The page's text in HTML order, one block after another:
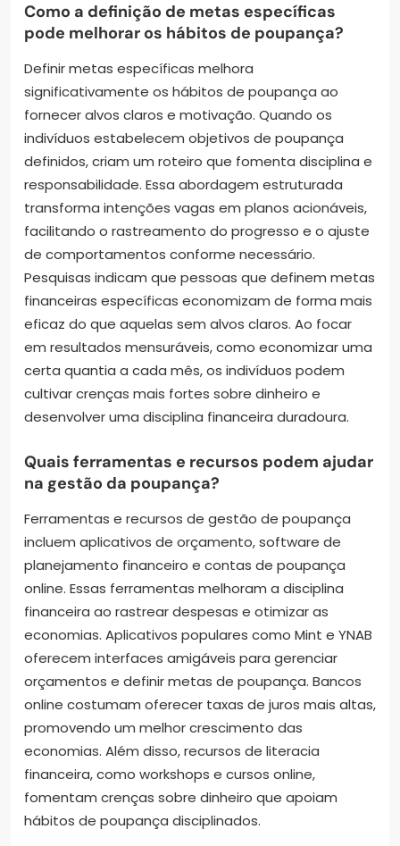
Como a definição de metas específicas
pode melhorar os hábitos de poupança?
Definir metas específicas melhora
significativamente os hábitos de poupança ao
fornecer alvos claros e motivação. Quando os
indivíduos estabelecem objetivos de poupança
definidos, criam um roteiro que fomenta disciplina e
responsabilidade. Essa abordagem estruturada
transforma intenções vagas em planos acionáveis,
facilitando o rastreamento do progresso e o ajuste
de comportamentos conforme necessário.
Pesquisas indicam que pessoas que definem metas
financeiras específicas economizam de forma mais
eficaz do que aquelas sem alvos claros. Ao focar
em resultados mensuráveis, como economizar uma
certa quantia a cada mês, os indivíduos podem
cultivar crenças mais fortes sobre dinheiro e
desenvolver uma disciplina financeira duradoura.
Quais ferramentas e recursos podem ajudar
na gestão da poupança?
Ferramentas e recursos de gestão de poupança
incluem aplicativos de orçamento, software de
planejamento financeiro e contas de poupança
online. Essas ferramentas melhoram a disciplina
financeira ao rastrear despesas e otimizar as
economias. Aplicativos populares como Mint e YNAB
oferecem interfaces amigáveis para gerenciar
orçamentos e definir metas de poupança. Bancos
online costumam oferecer taxas de juros mais altas,
promovendo um melhor crescimento das
economias. Além disso, recursos de literacia
financeira, como workshops e cursos online,
fomentam crenças sobre dinheiro que apoiam
hábitos de poupança disciplinados.